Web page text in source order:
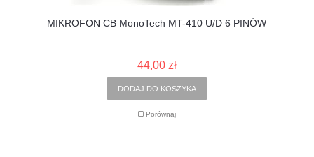
MIKROFON CB MonoTech MT-410 U/D 6 PINÓW
44,00 zł
DODAJ DO KOSZYKA
Porównaj